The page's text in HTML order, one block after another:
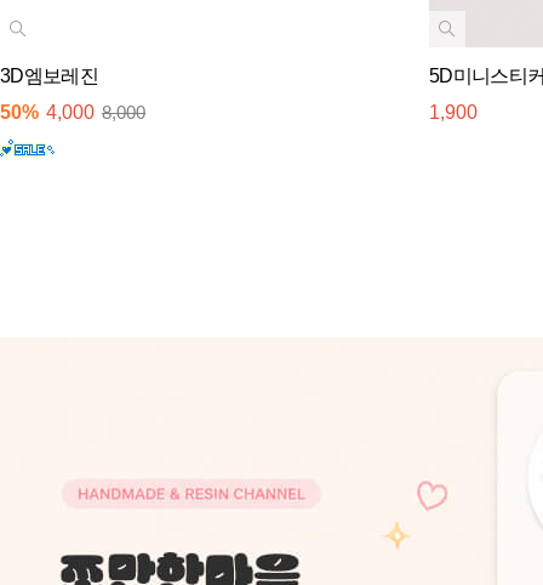
3D엠보레진
50% 4,000 8,000
5D미니스티
1,900